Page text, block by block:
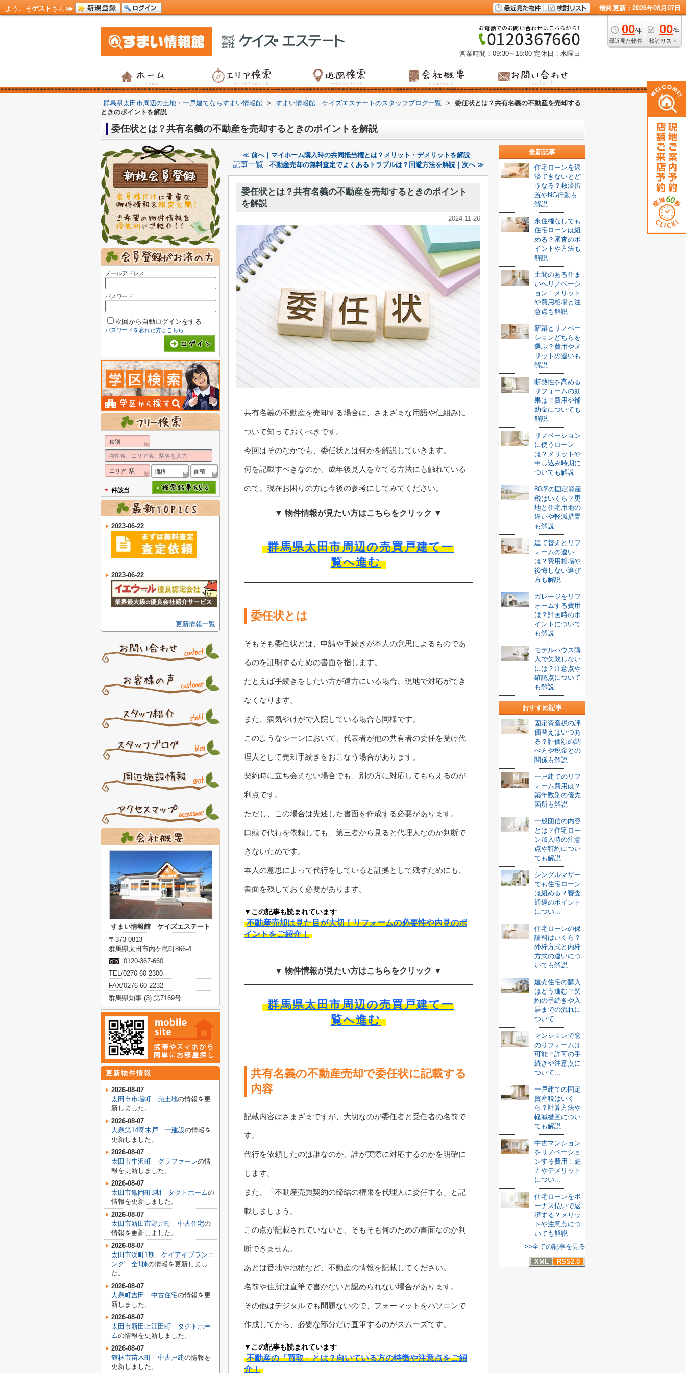
ようこそゲスト さん 最終更新：2026年08月07日
00件
最近見た物件
00件
検討リスト
営業時間：09:30～18:00 定休日：水曜日
群馬県太田市周辺の土地・一戸建てならすまい情報館 > すまい情報館 ケイズエステートのスタッフブログ一覧 >
委任状とは？共有名義の不動産を売却する
ときのポイントを解説
委任状とは？共有名義の不動産を売却するときのポイントを解説
≪ 前へ｜マイホーム購入時の共同抵当権とは？メリット・デメリットを解説
記事一覧 不動産売却の無料査定でよくあるトラブルは？回避方法を解説｜次へ ≫
委任状とは？共有名義の不動産を売却するときのポイント
を解説
2024-11-26
共有名義の不動産を売却する場合は、さまざまな用語や仕組みに
ついて知っておくべきです。
今回はそのなかでも、委任状とは何かを解説していきます。
何を記載すべきなのか、成年後見人を立てる方法にも触れている
ので、現在お困りの方は今後の参考にしてみてください。
▼ 物件情報が見たい方はこちらをクリック ▼
群馬県太田市周辺の売買戸建て一
覧へ進む
委任状とは
そもそも委任状とは、申請や手続きが本人の意思によるものであ
るのを証明するための書面を指します。
たとえば手続きをしたい方が遠方にいる場合、現地で対応ができ
なくなります。
また、病気やけがで入院している場合も同様です。
このようなシーンにおいて、代表者が他の共有者の委任を受け代
理人として売却手続きをおこなう場合があります。
契約時に立ち会えない場合でも、別の方に対応してもらえるのが
利点です。
ただし、この場合は先述した書面を作成する必要があります。
口頭で代行を依頼しても、第三者から見ると代理人なのか判断で
きないためです。
本人の意思によって代行をしていると証拠として残すためにも、
書面を残しておく必要があります。
▼この記事も読まれています
不動産売却は見た目が大切！リフォームの必要性や内見のポ
イントをご紹介！
▼ 物件情報が見たい方はこちらをクリック ▼
群馬県太田市周辺の売買戸建て一
覧へ進む
共有名義の不動産売却で委任状に記載する
内容
記載内容はさまざまですが、大切なのが委任者と受任者の名前で
す。
代行を依頼したのは誰なのか、誰が実際に対応するのかを明確に
します。
また、「不動産売買契約の締結の権限を代理人に委任する」と記
載しましょう。
この点が記載されていないと、そもそも何のための書面なのか判
断できません。
あとは番地や地積など、不動産の情報を記載してください。
名前や住所は直筆で書かないと認められない場合があります。
その他はデジタルでも問題ないので、フォーマットをパソコンで
作成してから、必要な部分だけ直筆するのがスムーズです。
▼この記事も読まれています
不動産の「買取」とは？向いている方の特徴や注意点をご紹
介！
最新記事
住宅ローンを返
済できないとど
うなる？救済措
置やNG行動も
解説
永住権なしでも
住宅ローンは組
める？審査のポ
イントや方法も
解説
土間のある住ま
いへリノベーシ
ョン！メリット
や費用相場と注
意点も解説
新築とリノベー
ションどちらを
選ぶ？費用やメ
リットの違いも
解説
断熱性を高める
リフォームの効
果は？費用や補
助金についても
解説
リノベーション
に使うローン
は？メリットや
申し込み時期に
ついても解説
80坪の固定資産
税はいくら？更
地と住宅用地の
違いや軽減措置
も解説
建て替えとリフ
ォームの違い
は？費用相場や
後悔しない選び
方も解説
ガレージをリフ
ォームする費用
は？計画時のポ
イントについて
も解説
モデルハウス購
入で失敗しない
には？注意点や
確認点について
も解説
おすすめ記事
固定資産税の評
価替えはいつあ
る？評価額の調
べ方や税金との
関係も解説
一戸建てのリフ
ォーム費用は？
築年数別の優先
箇所も解説
一般団信の内容
とは？住宅ロー
ン加入時の注意
点や特約につい
ても解説
シングルマザー
でも住宅ローン
は組める？審査
通過のポイント
につい...
住宅ローンの保
証料はいくら？
外枠方式と内枠
方式の違いにつ
いても解説
建売住宅の購入
はどう進む？契
約の手続きや入
居までの流れに
ついて...
マンションで窓
のリフォームは
可能？許可の手
続きや注意点に
ついて...
一戸建ての固定
資産税はいく
ら？計算方法や
軽減措置につい
ても解説
中古マンション
をリノベーショ
ンする費用！魅
力やデメリット
につい...
住宅ローンをボ
ーナス払いで返
済する？メリッ
トや注意点につ
いても解説
>>全ての記事を見る
XML
RSS2.0
メールアドレス
パスワード
次回から自動ログインをする
パスワードを忘れた方はこちら
種別
エリア| 駅 価格 面積
- 件該当
2023-06-22
2023-06-22
更新情報一覧
すまい情報館 ケイズエステート
〒373-0813
群馬県太田市内ケ島町866-4
0120-367-660
TEL/0276-60-2300
FAX/0276-60-2232
群馬県知事 (3) 第7169号
更新物件情報
2026-08-07
太田市市場町 売土地の情報を更
新しました。
2026-08-07
大泉第14寄木戸 一建設の情報を
更新しました。
2026-08-07
太田市牛沢町 グラファーレの情
報を更新しました。
2026-08-07
太田市亀岡町3期 タクトホームの
情報を更新しました。
2026-08-07
太田市新田市野井町 中古住宅の
情報を更新しました。
2026-08-07
太田市浜町1期 ケイアイプランニ
ング 全1棟の情報を更新しまし
た。
2026-08-07
大泉町吉田 中古住宅の情報を更
新しました。
2026-08-07
太田市新田上江田町 タクトホー
ムの情報を更新しました。
2026-08-07
館林市苗木町 中古戸建の情報を
更新しました。